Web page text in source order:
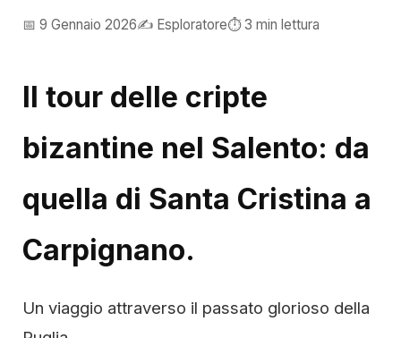
📅 9 Gennaio 2026✍️ Esploratore⏱️ 3 min lettura
Il tour delle cripte
bizantine nel Salento: da
quella di Santa Cristina a
Carpignano.
Un viaggio attraverso il passato glorioso della